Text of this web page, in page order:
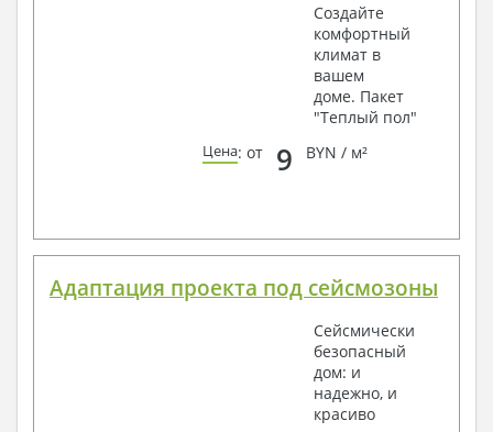
Создайте
комфортный
климат в
вашем
доме. Пакет
"Теплый пол"
Цена: от 9 BYN / м²
Адаптация проекта под сейсмозоны
Сейсмически
безопасный
дом: и
надежно, и
красиво